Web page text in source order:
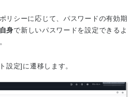
リシーに応じて、パスワードの有効期
身で新しいパスワードを設定できるよ
設定]に遷移します。